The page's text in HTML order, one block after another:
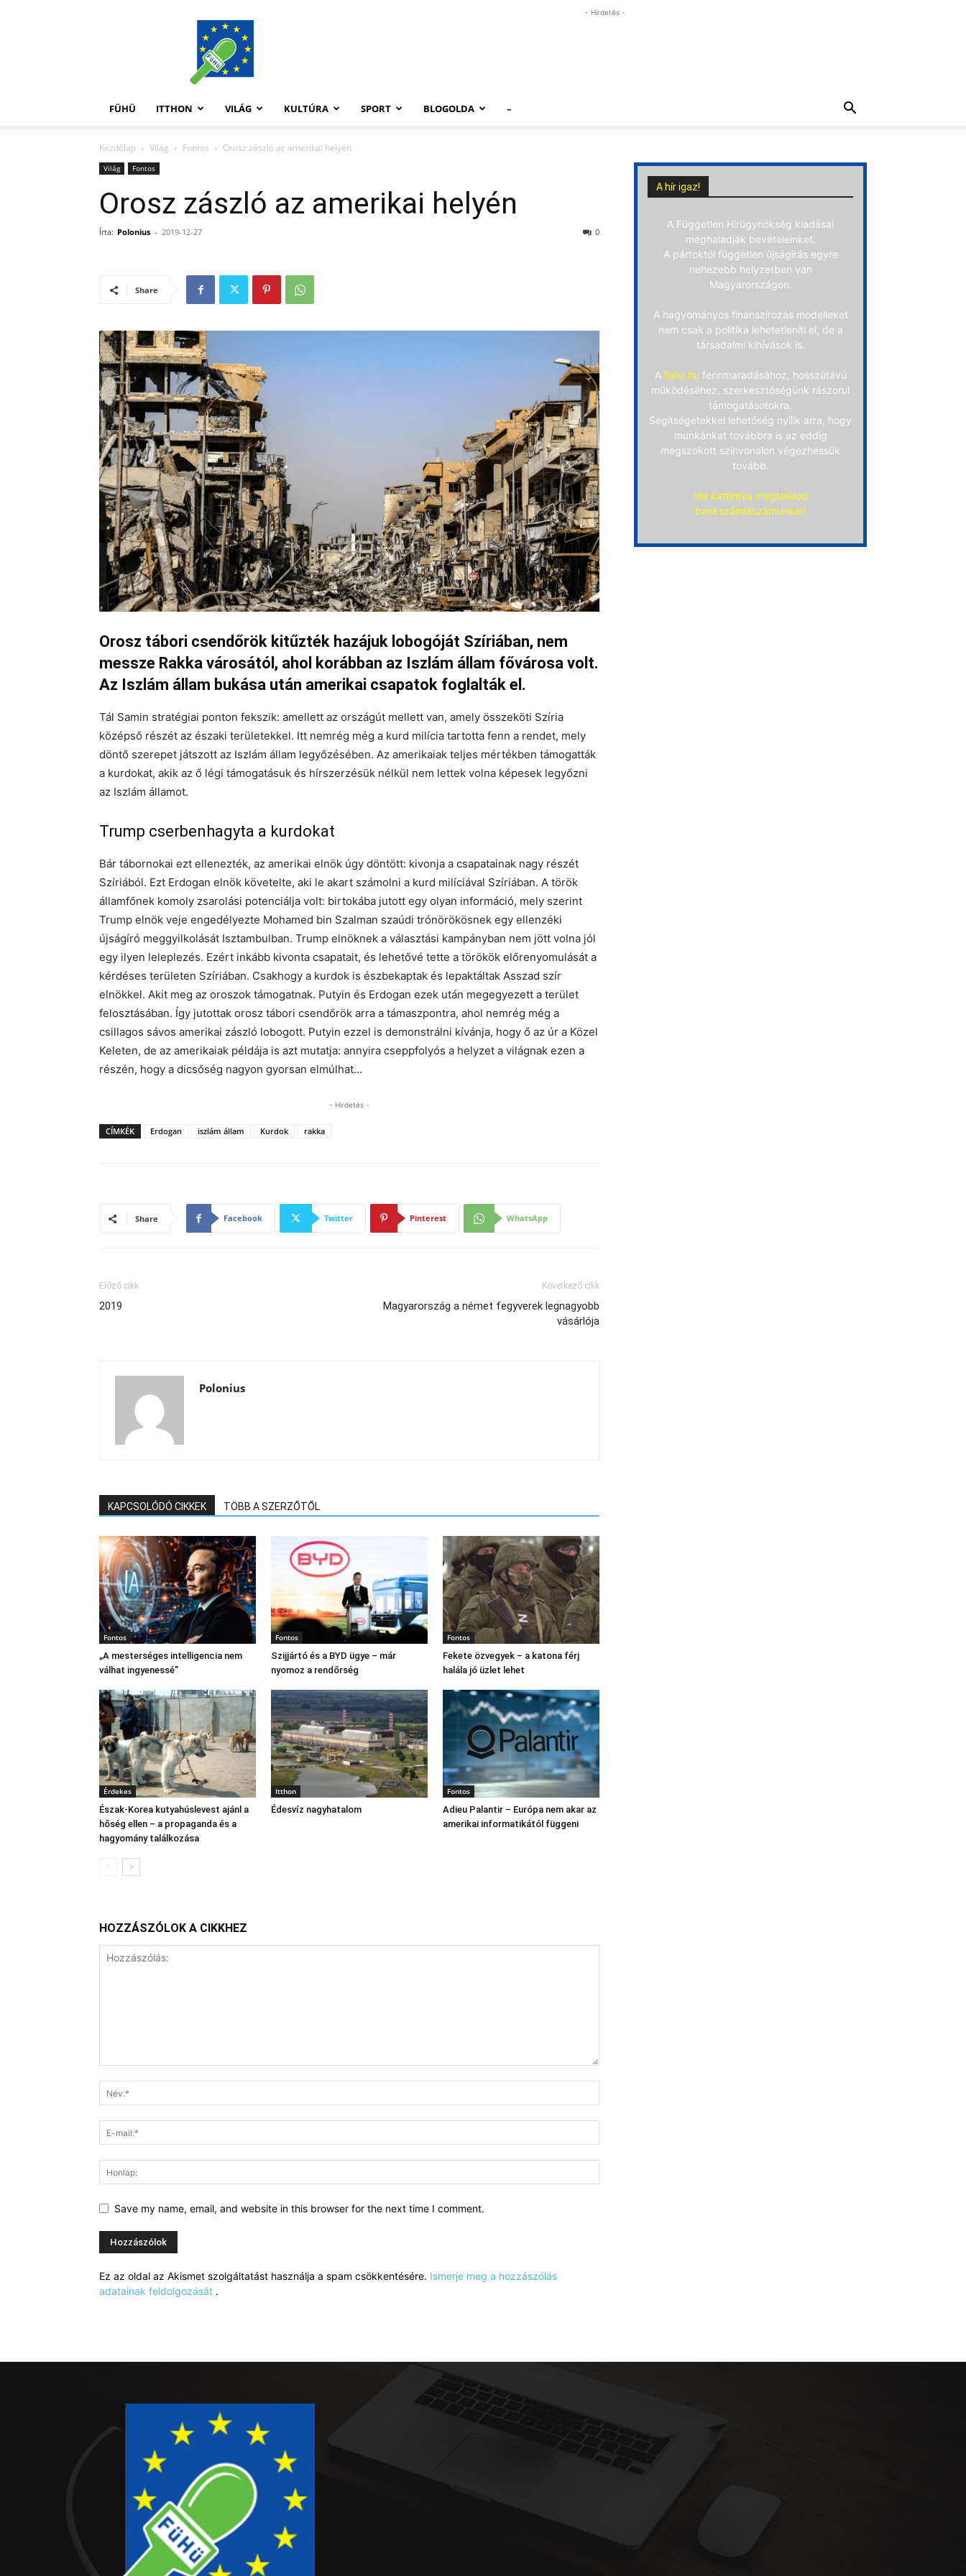
FüHü
- Hirdetés -
FÜHÜ ITTHON VILÁG KULTÚRA SPORT BLOGOLDA –
Kezdőlap Világ Fontos Orosz zászló az amerikai helyén
Világ Fontos
Orosz zászló az amerikai helyén
Írta: Polonius - 2019-12-27 0
Share
Orosz tábori csendőrök kitűzték hazájuk lobogóját Szíriában, nem
messze Rakka városától, ahol korábban az Iszlám állam fővárosa volt.
Az Iszlám állam bukása után amerikai csapatok foglalták el.
Tál Samin stratégiai ponton fekszik: amellett az országút mellett van, amely összeköti Szíria
középső részét az északi területekkel. Itt nemrég még a kurd milícia tartotta fenn a rendet, mely
döntő szerepet játszott az Iszlám állam legyőzésében. Az amerikaiak teljes mértékben támogatták
a kurdokat, akik az ő légi támogatásuk és hírszerzésük nélkül nem lettek volna képesek legyőzni
az Iszlám államot.
Trump cserbenhagyta a kurdokat
Bár tábornokai ezt ellenezték, az amerikai elnök úgy döntött: kivonja a csapatainak nagy részét
Szíriából. Ezt Erdogan elnök követelte, aki le akart számolni a kurd milíciával Szíriában. A török
államfőnek komoly zsarolási potenciálja volt: birtokába jutott egy olyan információ, mely szerint
Trump elnök veje engedélyezte Mohamed bin Szalman szaúdi trónörökösnek egy ellenzéki
újságíró meggyilkolását Isztambulban. Trump elnöknek a választási kampányban nem jött volna jól
egy ilyen leleplezés. Ezért inkább kivonta csapatait, és lehetővé tette a törökök előrenyomulását a
kérdéses területen Szíriában. Csakhogy a kurdok is észbekaptak és lepaktáltak Asszad szír
elnökkel. Akit meg az oroszok támogatnak. Putyin és Erdogan ezek után megegyezett a terület
felosztásában. Így jutottak orosz tábori csendőrök arra a támaszpontra, ahol nemrég még a
csillagos sávos amerikai zászló lobogott. Putyin ezzel is demonstrálni kívánja, hogy ő az úr a Közel
Keleten, de az amerikaiak példája is azt mutatja: annyira cseppfolyós a helyzet a világnak ezen a
részén, hogy a dicsőség nagyon gyorsan elmúlhat…
- Hirdetés -
CÍMKÉK Erdogan iszlám állam Kurdok rakka
Share Facebook Twitter Pinterest WhatsApp
Előző cikk
2019
Következő cikk
Magyarország a német fegyverek legnagyobb
vásárlója
Polonius
KAPCSOLÓDÓ CIKKEK TÖBB A SZERZŐTŐL
Fontos
„A mesterséges intelligencia nem
válhat ingyenessé”
Fontos
Szijjártó és a BYD ügye – már
nyomoz a rendőrség
Fontos
Fekete özvegyek – a katona férj
halála jó üzlet lehet
Érdekes
Észak‑Korea kutyahúslevest ajánl a
hőség ellen – a propaganda és a
hagyomány találkozása
Itthon
Édesvíz nagyhatalom
Fontos
Adieu Palantir – Európa nem akar az
amerikai informatikától függeni
HOZZÁSZÓLOK A CIKKHEZ
Save my name, email, and website in this browser for the next time I comment.
Ez az oldal az Akismet szolgáltatást használja a spam csökkentésére. Ismerje meg a hozzászólás
adatainak feldolgozását .
A hír igaz!
A Független Hírügynökség kiadásai
meghaladják bevételeinket.
A pártoktól független újságírás egyre
nehezebb helyzetben van
Magyarországon.
A hagyományos finanszírozás modelleket
nem csak a politika lehetetleníti el, de a
társadalmi kihívások is.
A fuhu.hu fennmaradásához, hosszútávú
működéséhez, szerkesztőségünk rászorul
támogatásotokra.
Segítségetekkel lehetőség nyílik arra, hogy
munkánkat továbbra is az eddig
megszokott színvonalon végezhessük
tovább.
Ide kattintva megtalálod
bankszámlaszámunkat!